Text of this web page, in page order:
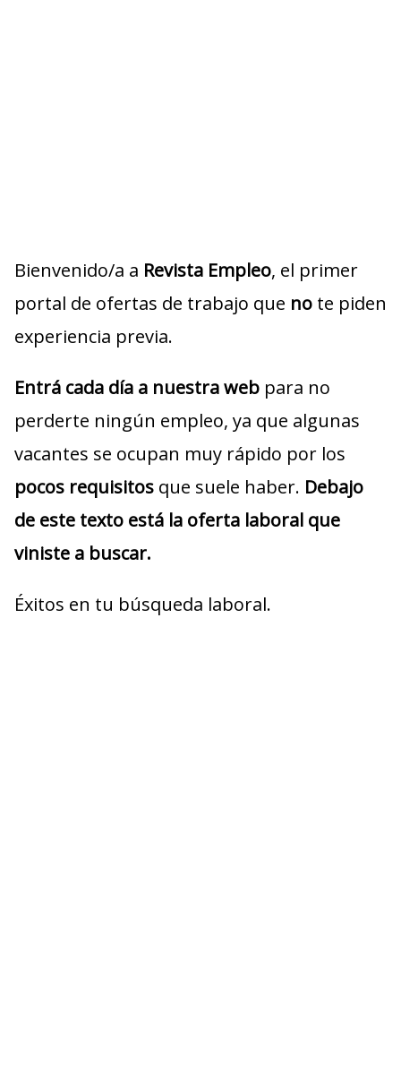
Bienvenido/a a Revista Empleo, el primer
portal de ofertas de trabajo que no te piden
experiencia previa.
Entrá cada día a nuestra web para no
perderte ningún empleo, ya que algunas
vacantes se ocupan muy rápido por los
pocos requisitos que suele haber. Debajo
de este texto está la oferta laboral que
viniste a buscar.
Éxitos en tu búsqueda laboral.